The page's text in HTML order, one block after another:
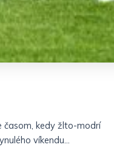
časom, kedy žlto-modrí
víkendu...